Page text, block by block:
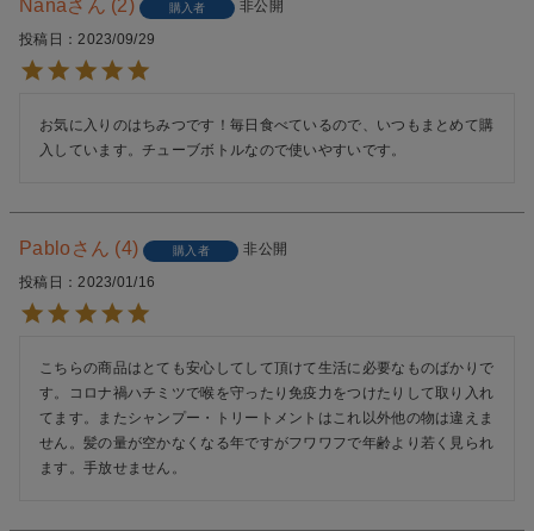
Nana 2 購入者 非公開
投稿日 2023/09/29
お気に入りのはちみつです！毎日食べているので、いつもまとめて購
入しています。チューブボトルなので使いやすいです。
Pablo 4 購入者 非公開
投稿日 2023/01/16
こちらの商品はとても安心してして頂けて生活に必要なものばかりで
す。コロナ禍ハチミツで喉を守ったり免疫力をつけたりして取り入れ
てます。またシャンプー・トリートメントはこれ以外他の物は違えま
せん。髪の量が空かなくなる年ですがフワワフで年齢より若く見られ
ます。手放せません。